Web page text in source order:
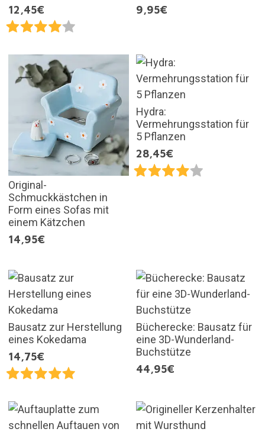
12,45€
9,95€
Original-
Schmuckkästchen in
Form eines Sofas mit
einem Kätzchen
14,95€
Hydra:
Vermehrungsstation für
5 Pflanzen
28,45€
Bausatz zur Herstellung
eines Kokedama
14,75€
Bücherecke: Bausatz für
eine 3D-Wunderland-
Buchstütze
44,95€